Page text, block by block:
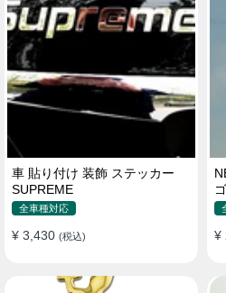
車 貼り付け 装飾 ステッカー
SUPREME
全車種対応
¥ 3,430 (税込) ¥